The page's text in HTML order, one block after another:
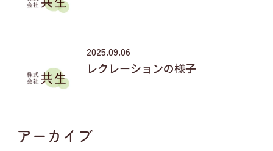
2025.09.06
レクレーションの様子
アーカイブ